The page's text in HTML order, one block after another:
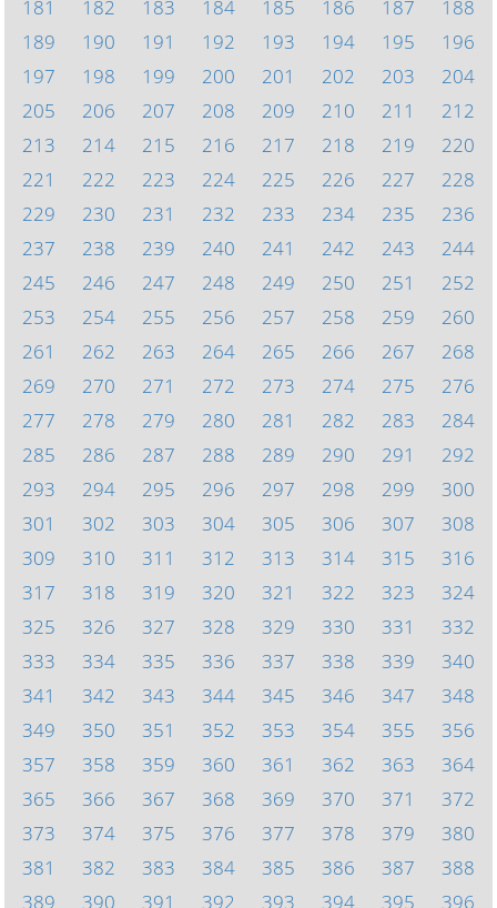
181
182 183 184 185 186 187
188
189
190 191 192 193 194 195
196
197
198 199 200 201 202 203
204
205
206 207 208 209 210 211
212
213
214 215 216 217 218 219
220
221
222 223 224 225 226 227
228
229
230 231 232 233 234 235
236
237
238 239 240 241 242 243
244
245
246 247 248 249 250 251
252
253
254 255 256 257 258 259
260
261
262 263 264 265 266 267
268
269
270 271 272 273 274 275
276
277
278 279 280 281 282 283
284
285
286 287 288 289 290 291
292
293
294 295 296 297 298 299
300
301
302 303 304 305 306 307
308
309
310 311 312 313 314 315
316
317
318 319 320 321 322 323
324
325
326 327 328 329 330 331
332
333
334 335 336 337 338 339
340
341
342 343 344 345 346 347
348
349
350 351 352 353 354 355
356
357
358 359 360 361 362 363
364
365
366 367 368 369 370 371
372
373
374 375 376 377 378 379
380
381
382 383 384 385 386 387
388
389
390 391 392 393 394 395 396